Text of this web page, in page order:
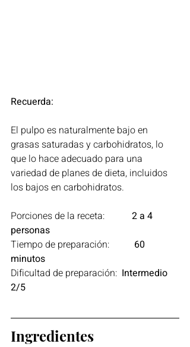
Recuerda:
El pulpo es naturalmente bajo en
grasas saturadas y carbohidratos, lo
que lo hace adecuado para una
variedad de planes de dieta, incluidos
los bajos en carbohidratos.
2 a 4
personas
60
minutos
Dificultad de preparación: Intermedio
2/5
Ingredientes